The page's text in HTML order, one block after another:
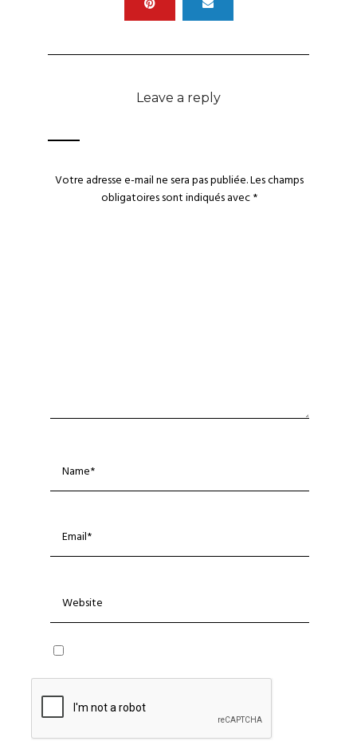
Leave a reply
Votre adresse e-mail ne sera pas publiée.Les champs
obligatoires sont indiqués avec*